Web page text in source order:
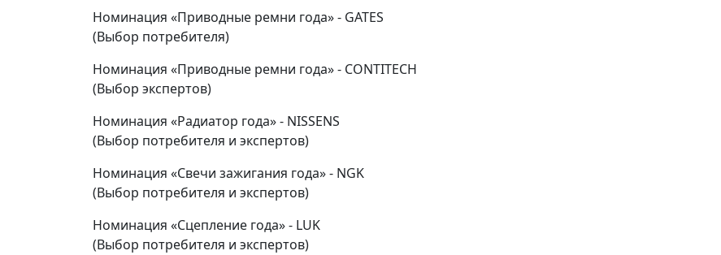
Номинация «Приводные ремни года» - GATES
(Выбор потребителя)
Номинация «Приводные ремни года» - CONTITECH
(Выбор экспертов)
Номинация «Радиатор года» - NISSENS
(Выбор потребителя и экспертов)
Номинация «Свечи зажигания года» - NGK
(Выбор потребителя и экспертов)
Номинация «Сцепление года» - LUK
(Выбор потребителя и экспертов)